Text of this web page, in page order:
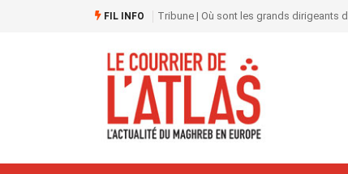
FIL INFO Tribune | Où sont les grands dirigeants